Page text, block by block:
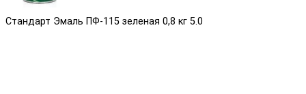
Стандарт Эмаль ПФ-115 зеленая 0,8 кг 5.0